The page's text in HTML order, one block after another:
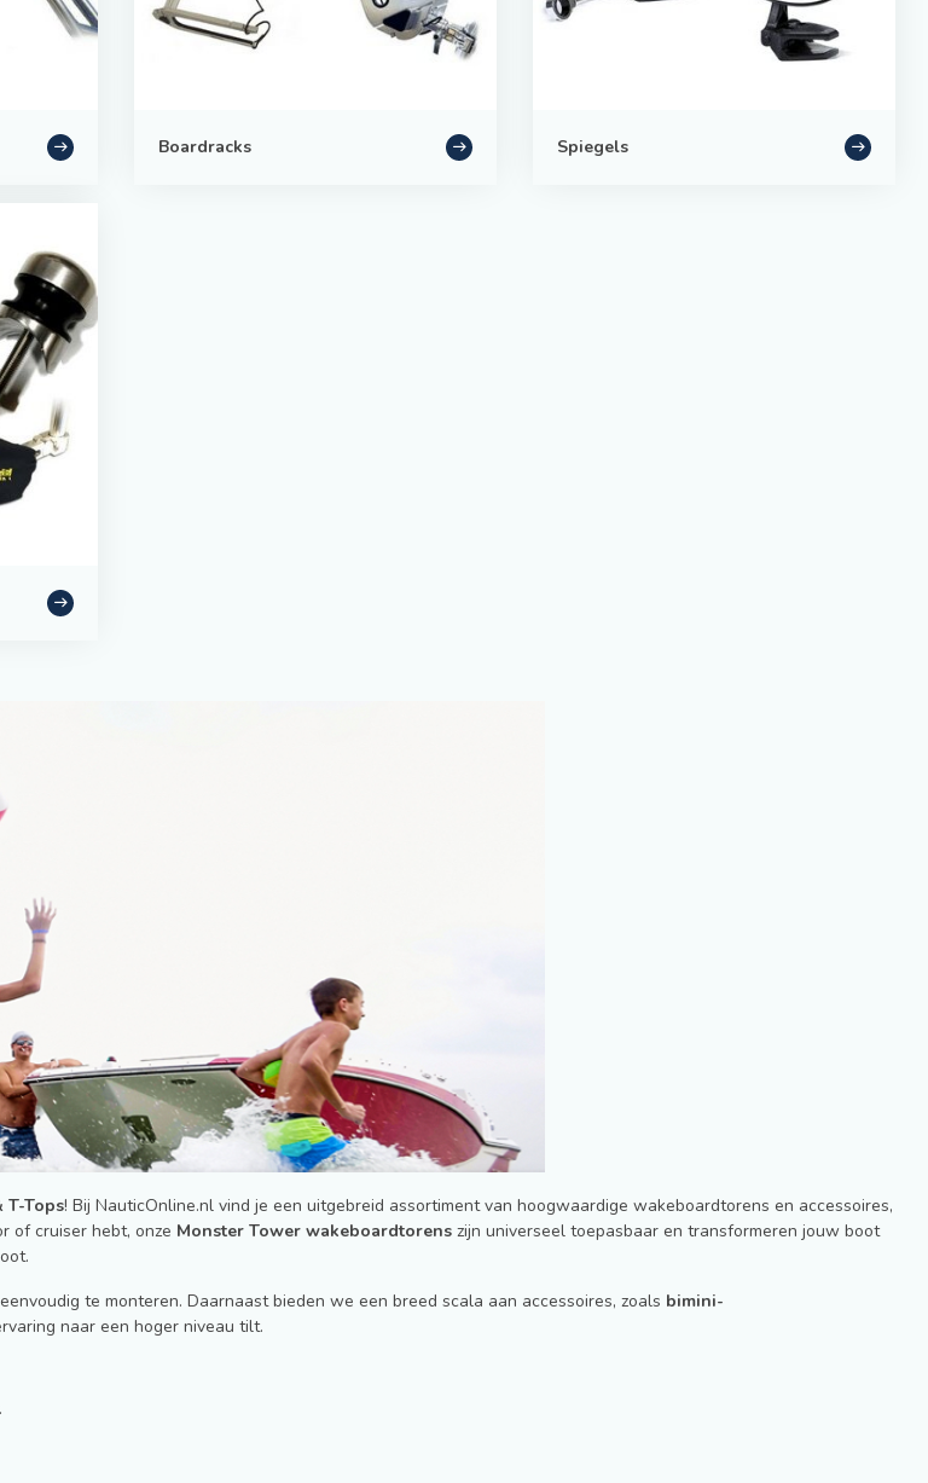
Boardracks Spiegels
T-Tops! Bij NauticOnline.nl vind je een uitgebreid assortiment van hoogwaardige wakeboardtorens en accessoires,
of cruiser hebt, onze Monster Tower wakeboardtorens zijn universeel toepasbaar en transformeren jouw boot
te monteren. Daarnaast bieden we een breed scala aan accessoires, zoals bimini-
naar een hoger niveau tilt.